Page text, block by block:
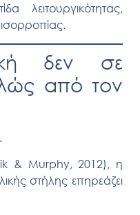
λειτουργικότητας,
.
δεν σε
από τον
& Murphy, 2012), η
στήλης επηρεάζει